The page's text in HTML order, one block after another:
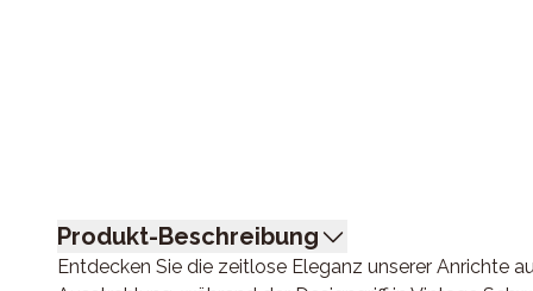
Produkt-Beschreibung
Entdecken Sie die zeitlose Eleganz unserer Anrichte